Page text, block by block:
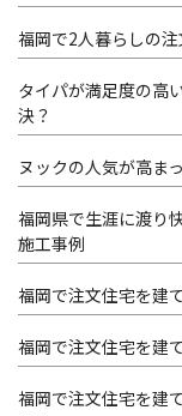
福岡で2人暮らしの
タイパが満足度の高
決？
ヌックの人気が高ま
福岡県で生涯に渡り
施工事例
福岡で注文住宅を建
福岡で注文住宅を建
福岡で注文住宅を建